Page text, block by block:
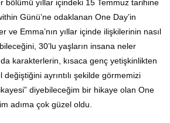
bölümü yıllar içindeki 15 Temmuz tarihine
Günü’ne odaklanan One Day’in
Emma’nın yıllar içinde ilişkilerinin nasıl
30’lu yaşların insana neler
karakterlerin, kısaca genç yetişkinlikten
ayrıntılı şekilde görmemizi
diyebileceğim bir hikaye olan One
adıma çok güzel oldu.